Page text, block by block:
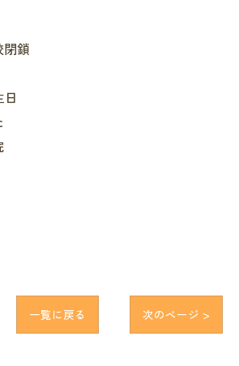
鎖
一覧に戻る 次のページ >